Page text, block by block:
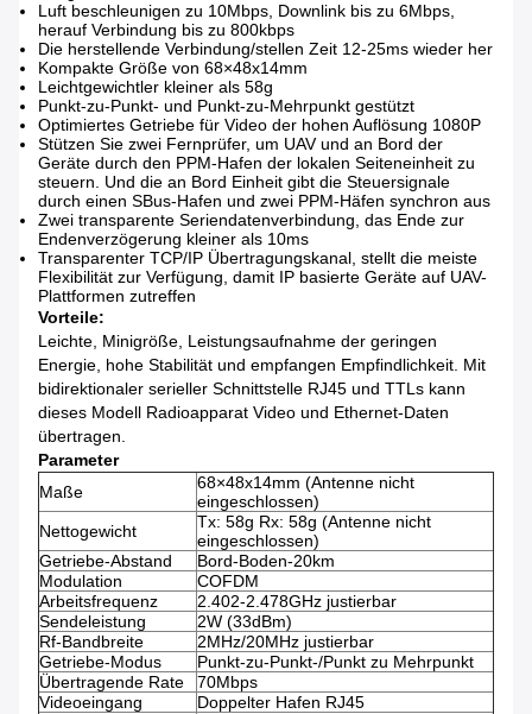
Luft beschleunigen zu 10Mbps, Downlink bis zu 6Mbps,
herauf Verbindung bis zu 800kbps
Die herstellende Verbindung/stellen Zeit 12-25ms wieder her
Kompakte Größe von 68×48x14mm
Leichtgewichtler kleiner als 58g
Punkt-zu-Punkt- und Punkt-zu-Mehrpunkt gestützt
Optimiertes Getriebe für Video der hohen Auflösung 1080P
Stützen Sie zwei Fernprüfer, um UAV und an Bord der
Geräte durch den PPM-Hafen der lokalen Seiteneinheit zu
steuern. Und die an Bord Einheit gibt die Steuersignale
durch einen SBus-Hafen und zwei PPM-Häfen synchron aus
Zwei transparente Seriendatenverbindung, das Ende zur
Endenverzögerung kleiner als 10ms
Transparenter TCP/IP Übertragungskanal, stellt die meiste
Flexibilität zur Verfügung, damit IP basierte Geräte auf UAV-
Plattformen zutreffen
Vorteile:
Leichte, Minigröße, Leistungsaufnahme der geringen
Energie, hohe Stabilität und empfangen Empfindlichkeit. Mit
bidirektionaler serieller Schnittstelle RJ45 und TTLs kann
dieses Modell Radioapparat Video und Ethernet-Daten
übertragen.
Parameter
Maße
68×48x14mm (Antenne nicht
eingeschlossen)
Nettogewicht
Tx: 58g Rx: 58g (Antenne nicht
eingeschlossen)
Getriebe-Abstand
Bord-Boden-20km
Modulation
COFDM
Arbeitsfrequenz
2.402-2.478GHz justierbar
Sendeleistung
2W (33dBm)
Rf-Bandbreite
2MHz/20MHz justierbar
Getriebe-Modus
Punkt-zu-Punkt-/Punkt zu Mehrpunkt
Übertragende Rate
70Mbps
Videoeingang
Doppelter Hafen RJ45